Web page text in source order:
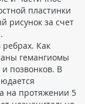
пластинки
рисунок за счет
ребрах. Как
гемангиомы
позвонков. В
на протяжении 5